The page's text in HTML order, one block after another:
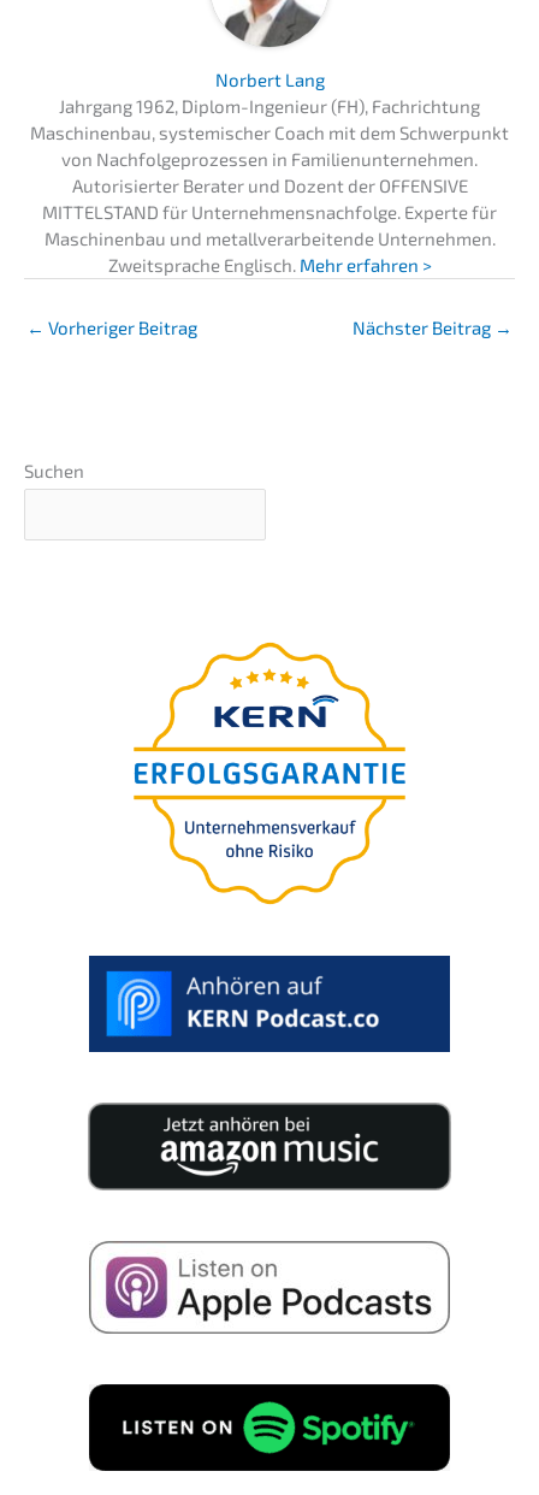
Norbert Lang
Jahrgang 1962, Diplom-Ingenieur (FH), Fachrichtung
Maschinenbau, systemischer Coach mit dem Schwerpunkt
von Nachfolgeprozessen in Familienunternehmen.
Autorisierter Berater und Dozent der OFFENSIVE
MITTELSTAND für Unternehmensnachfolge. Experte für
Maschinenbau und metallverarbeitende Unternehmen.
Zweitsprache Englisch. Mehr erfahren >
← Vorheriger Beitrag Nächster Beitrag →
Suchen
Grundlagen-Webinar
von Nils Koerber
Unternehmens-verkauf
(M&A) ohne Risiko und
Wertverlust